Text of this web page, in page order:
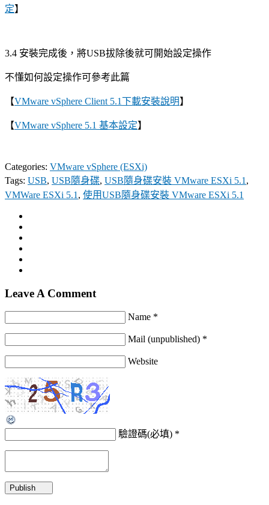
定】
3.4 安裝完成後，將USB拔除後就可開始設定操作
不懂如何設定操作可參考此篇
【VMware vSphere Client 5.1下載安裝說明】
【VMware vSphere 5.1 基本設定】
Categories: VMware vSphere (ESXi)
Tags: USB, USB隨身碟, USB隨身碟安裝 VMware ESXi 5.1 ,
VMWare ESXi 5.1 , 使用USB隨身碟安裝 VMware ESXi 5.1
Leave A Comment
Name *
Mail (unpublished) *
Website
驗證碼(必填) *